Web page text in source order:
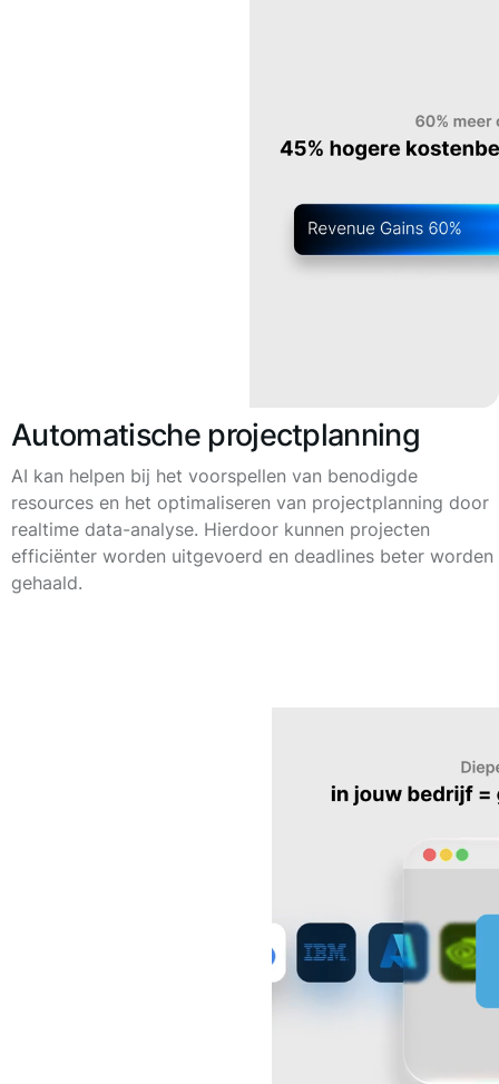
Automatische projectplanning
AI kan helpen bij het voorspellen van benodigde
resources en het optimaliseren van projectplanning door
realtime data-analyse. Hierdoor kunnen projecten
efficiënter worden uitgevoerd en deadlines beter worden
gehaald.